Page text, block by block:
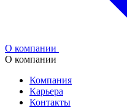
О компании
О компании
Компания
Карьера
Контакты